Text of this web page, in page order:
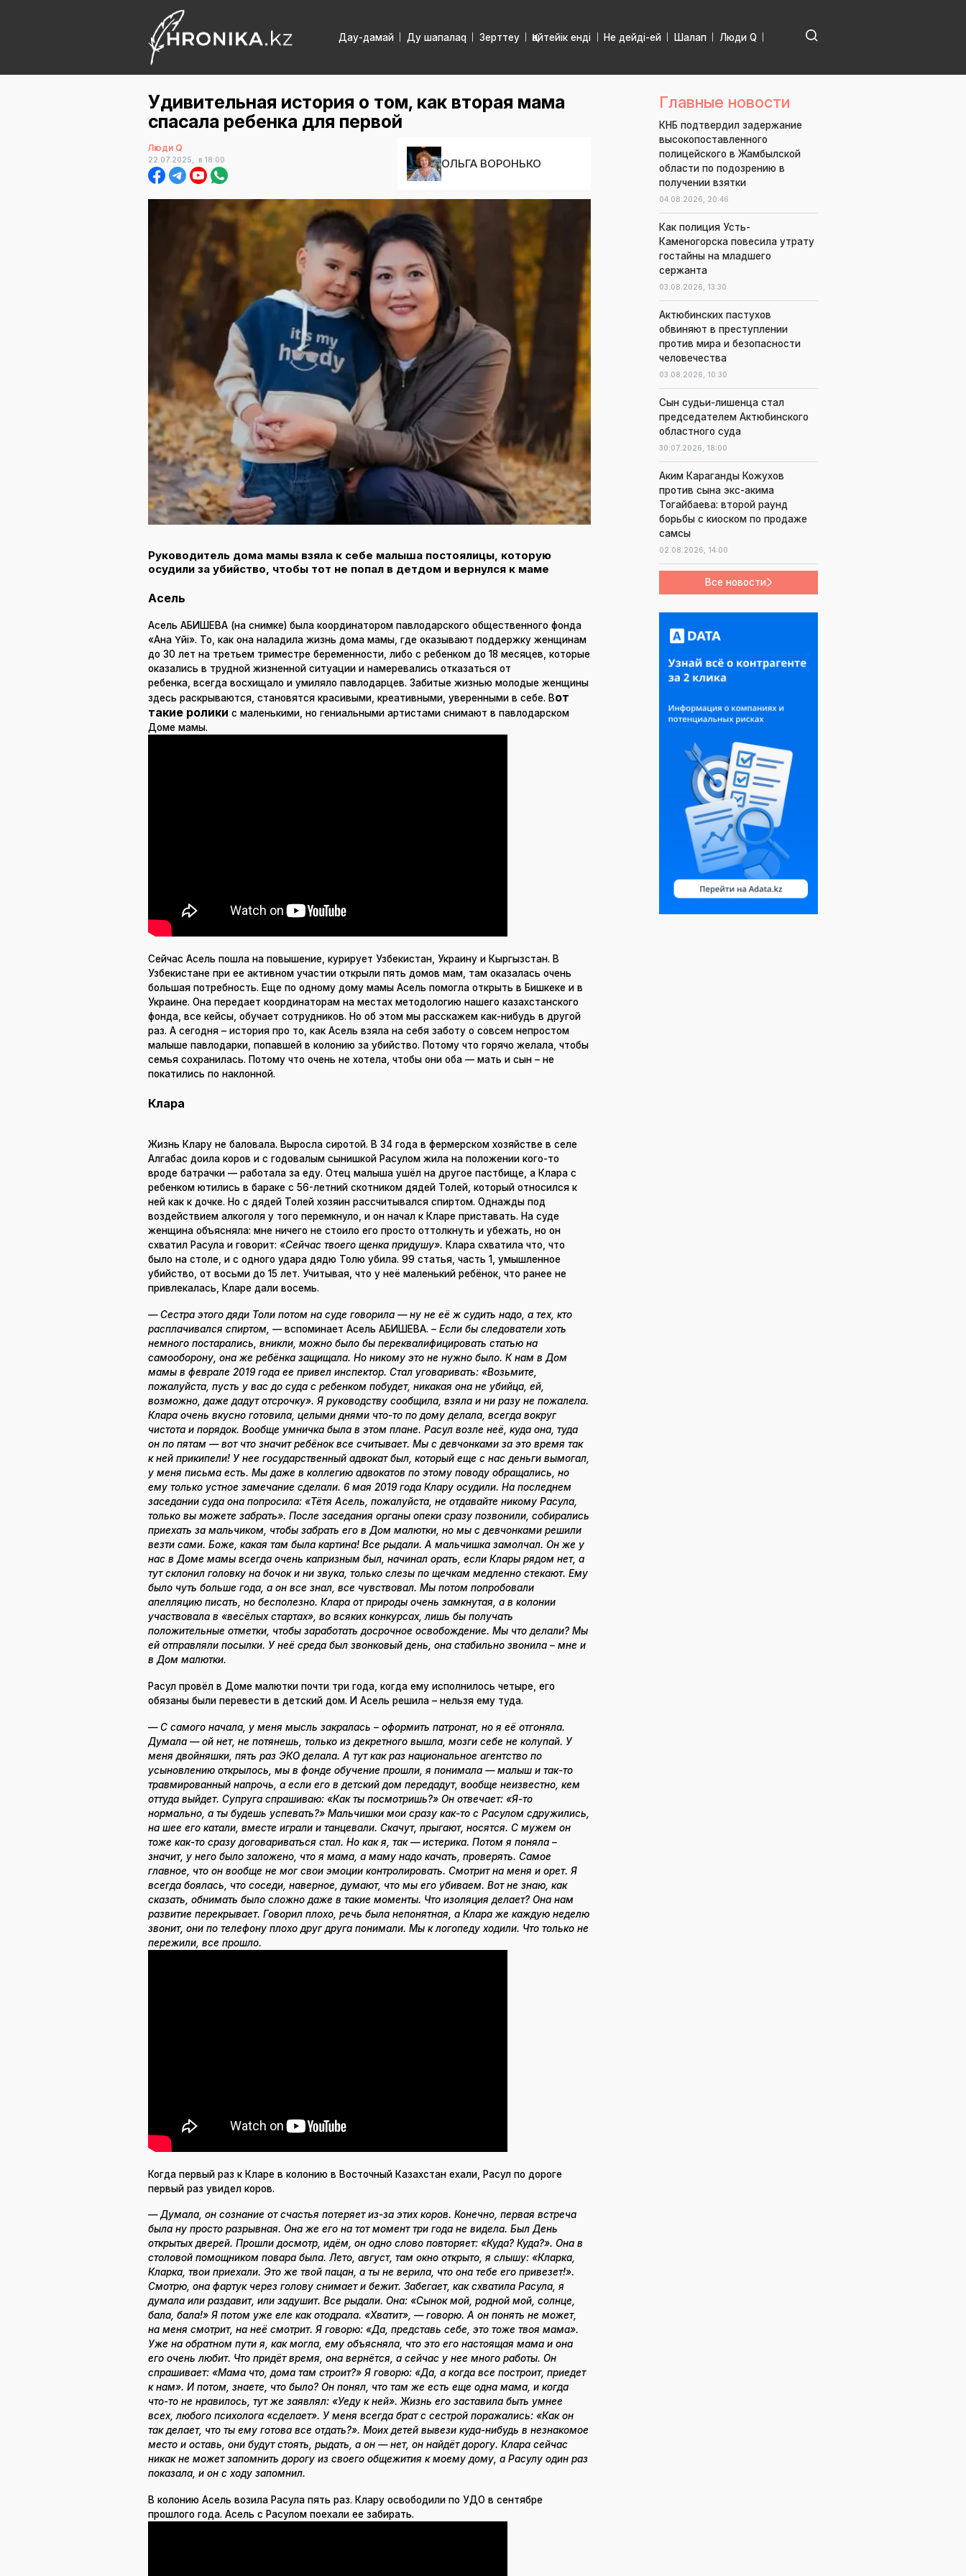
Дау-дамай Ду шапалаq Зерттеу Қайтейік енді Не дейді-ей Шалап Люди Q
Удивительная история о том, как вторая мама
спасала ребенка для первой
Люди Q
22.07.2025, в 18:00 ОЛЬГА ВОРОНЬКО
Руководитель дома мамы взяла к себе малыша постоялицы, которую
осудили за убийство, чтобы тот не попал в детдом и вернулся к маме
Асель
Асель АБИШЕВА (на снимке) была координатором павлодарского общественного фонда
«Ана Үйі». То, как она наладила жизнь дома мамы, где оказывают поддержку женщинам
до 30 лет на третьем триместре беременности, либо с ребенком до 18 месяцев, которые
оказались в трудной жизненной ситуации и намеревались отказаться от
ребенка, всегда восхищало и умиляло павлодарцев. Забитые жизнью молодые женщины
здесь раскрываются, становятся красивыми, креативными, уверенными в себе. Вот
такие ролики с маленькими, но гениальными артистами снимают в павлодарском
Доме мамы.
Сейчас Асель пошла на повышение, курирует Узбекистан, Украину и Кыргызстан. В
Узбекистане при ее активном участии открыли пять домов мам, там оказалась очень
большая потребность. Еще по одному дому мамы Асель помогла открыть в Бишкеке и в
Украине. Она передает координаторам на местах методологию нашего казахстанского
фонда, все кейсы, обучает сотрудников. Но об этом мы расскажем как-нибудь в другой
раз. А сегодня – история про то, как Асель взяла на себя заботу о совсем непростом
малыше павлодарки, попавшей в колонию за убийство. Потому что горячо желала, чтобы
семья сохранилась. Потому что очень не хотела, чтобы они оба — мать и сын – не
покатились по наклонной.
Клара
Жизнь Клару не баловала. Выросла сиротой. В 34 года в фермерском хозяйстве в селе
Алгабас доила коров и с годовалым сынишкой Расулом жила на положении кого-то
вроде батрачки — работала за еду. Отец малыша ушёл на другое пастбище, а Клара с
ребенком ютились в бараке с 56-летний скотником дядей Толей, который относился к
ней как к дочке. Но с дядей Толей хозяин рассчитывался спиртом. Однажды под
воздействием алкоголя у того перемкнуло, и он начал к Кларе приставать. На суде
женщина объясняла: мне ничего не стоило его просто оттолкнуть и убежать, но он
схватил Расула и говорит: «Сейчас твоего щенка придушу». Клара схватила что, что
было на столе, и с одного удара дядю Толю убила. 99 статья, часть 1, умышленное
убийство, от восьми до 15 лет. Учитывая, что у неё маленький ребёнок, что ранее не
привлекалась, Кларе дали восемь.
— Сестра этого дяди Толи потом на суде говорила — ну не её ж судить надо, а тех, кто
расплачивался спиртом, — вспоминает Асель АБИШЕВА. – Если бы следователи хоть
немного постарались, вникли, можно было бы переквалифицировать статью на
самооборону, она же ребёнка защищала. Но никому это не нужно было. К нам в Дом
мамы в феврале 2019 года ее привел инспектор. Стал уговаривать: «Возьмите,
пожалуйста, пусть у вас до суда с ребенком побудет, никакая она не убийца, ей,
возможно, даже дадут отсрочку». Я руководству сообщила, взяла и ни разу не пожалела.
Клара очень вкусно готовила, целыми днями что-то по дому делала, всегда вокруг
чистота и порядок. Вообще умничка была в этом плане. Расул возле неё, куда она, туда
он по пятам — вот что значит ребёнок все считывает. Мы с девчонками за это время так
к ней прикипели! У нее государственный адвокат был, который еще с нас деньги вымогал,
у меня письма есть. Мы даже в коллегию адвокатов по этому поводу обращались, но
ему только устное замечание сделали. 6 мая 2019 года Клару осудили. На последнем
заседании суда она попросила: «Тётя Асель, пожалуйста, не отдавайте никому Расула,
только вы можете забрать». После заседания органы опеки сразу позвонили, собирались
приехать за мальчиком, чтобы забрать его в Дом малютки, но мы с девчонками решили
везти сами. Боже, какая там была картина! Все рыдали. А мальчишка замолчал. Он же у
нас в Доме мамы всегда очень капризным был, начинал орать, если Клары рядом нет, а
тут склонил головку на бочок и ни звука, только слезы по щечкам медленно стекают. Ему
было чуть больше года, а он все знал, все чувствовал. Мы потом попробовали
апелляцию писать, но бесполезно. Клара от природы очень замкнутая, а в колонии
участвовала в «весёлых стартах», во всяких конкурсах, лишь бы получать
положительные отметки, чтобы заработать досрочное освобождение. Мы что делали? Мы
ей отправляли посылки. У неё среда был звонковый день, она стабильно звонила – мне и
в Дом малютки.
Расул провёл в Доме малютки почти три года, когда ему исполнилось четыре, его
обязаны были перевести в детский дом. И Асель решила – нельзя ему туда.
— С самого начала, у меня мысль закралась – оформить патронат, но я её отгоняла.
Думала — ой нет, не потянешь, только из декретного вышла, мозги себе не колупай. У
меня двойняшки, пять раз ЭКО делала. А тут как раз национальное агентство по
усыновлению открылось, мы в фонде обучение прошли, я понимала — малыш и так-то
травмированный напрочь, а если его в детский дом передадут, вообще неизвестно, кем
оттуда выйдет. Супруга спрашиваю: «Как ты посмотришь?» Он отвечает: «Я-то
нормально, а ты будешь успевать?» Мальчишки мои сразу как-то с Расулом сдружились,
на шее его катали, вместе играли и танцевали. Скачут, прыгают, носятся. С мужем он
тоже как-то сразу договариваться стал. Но как я, так — истерика. Потом я поняла –
значит, у него было заложено, что я мама, а маму надо качать, проверять. Самое
главное, что он вообще не мог свои эмоции контролировать. Смотрит на меня и орет. Я
всегда боялась, что соседи, наверное, думают, что мы его убиваем. Вот не знаю, как
сказать, обнимать было сложно даже в такие моменты. Что изоляция делает? Она нам
развитие перекрывает. Говорил плохо, речь была непонятная, а Клара же каждую неделю
звонит, они по телефону плохо друг друга понимали. Мы к логопеду ходили. Что только не
пережили, все прошло.
Когда первый раз к Кларе в колонию в Восточный Казахстан ехали, Расул по дороге
первый раз увидел коров.
— Думала, он сознание от счастья потеряет из-за этих коров. Конечно, первая встреча
была ну просто разрывная. Она же его на тот момент три года не видела. Был День
открытых дверей. Прошли досмотр, идём, он одно слово повторяет: «Куда? Куда?». Она в
столовой помощником повара была. Лето, август, там окно открыто, я слышу: «Кларка,
Кларка, твои приехали. Это же твой пацан, а ты не верила, что она тебе его привезет!».
Смотрю, она фартук через голову снимает и бежит. Забегает, как схватила Расула, я
думала или раздавит, или задушит. Все рыдали. Она: «Сынок мой, родной мой, солнце,
бала, бала!» Я потом уже еле как отодрала. «Хватит», — говорю. А он понять не может,
на меня смотрит, на неё смотрит. Я говорю: «Да, представь себе, это тоже твоя мама».
Уже на обратном пути я, как могла, ему объясняла, что это его настоящая мама и она
его очень любит. Что придёт время, она вернётся, а сейчас у нее много работы. Он
спрашивает: «Мама что, дома там строит?» Я говорю: «Да, а когда все построит, приедет
к нам». И потом, знаете, что было? Он понял, что там же есть еще одна мама, и когда
что-то не нравилось, тут же заявлял: «Уеду к ней». Жизнь его заставила быть умнее
всех, любого психолога «сделает». У меня всегда брат с сестрой поражались: «Как он
так делает, что ты ему готова все отдать?». Моих детей вывези куда-нибудь в незнакомое
место и оставь, они будут стоять, рыдать, а он — нет, он найдёт дорогу. Клара сейчас
никак не может запомнить дорогу из своего общежития к моему дому, а Расулу один раз
показала, и он с ходу запомнил.
В колонию Асель возила Расула пять раз. Клару освободили по УДО в сентябре
прошлого года. Асель с Расулом поехали ее забирать.
Главные новости
КНБ подтвердил задержание
высокопоставленного
полицейского в Жамбылской
области по подозрению в
получении взятки
04.08.2026, 20:46
Как полиция Усть-
Каменогорска повесила утрату
гостайны на младшего
сержанта
03.08.2026, 13:30
Актюбинских пастухов
обвиняют в преступлении
против мира и безопасности
человечества
03.08.2026, 10:30
Сын судьи-лишенца стал
председателем Актюбинского
областного суда
30.07.2026, 18:00
Аким Караганды Кожухов
против сына экс-акима
Тогайбаева: второй раунд
борьбы с киоском по продаже
самсы
02.08.2026, 14:00
Все новости